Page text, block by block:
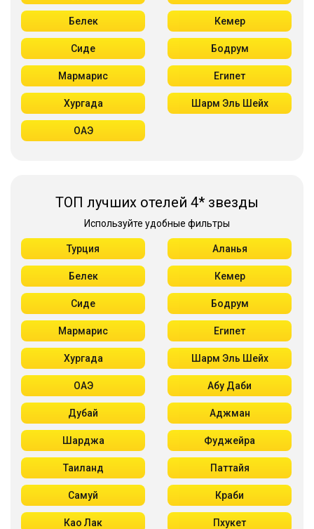
Белек Кемер
Сиде Бодрум
Мармарис Египет
Хургада Шарм Эль Шейх
ОАЭ
ТОП лучших отелей 4* звезды
Используйте удобные фильтры
Турция Аланья
Белек Кемер
Сиде Бодрум
Мармарис Египет
Хургада Шарм Эль Шейх
ОАЭ Абу Даби
Дубай Аджман
Шарджа Фуджейра
Таиланд Паттайя
Самуй Краби
Као Лак Пхукет